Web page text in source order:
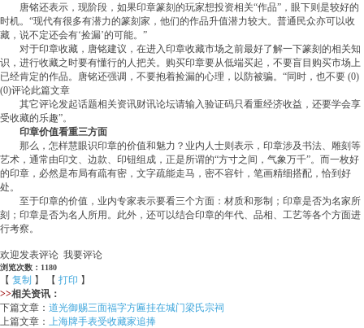
唐铭还表示，现阶段，如果印章篆刻的玩家想投资相关“作品”，眼下则是较好的
时机。“现代有很多有潜力的篆刻家，他们的作品升值潜力较大。普通民众亦可以收
藏，说不定还会有‘捡漏’的可能。”
对于印章收藏，唐铭建议，在进入印章收藏市场之前最好了解一下篆刻的相关知
识，进行收藏之时要有懂行的人把关。购买印章要从低端买起，不要盲目购买市场上
已经肯定的作品。唐铭还强调，不要抱着捡漏的心理，以防被骗。“同时，也不要 (0)
(0)评论此篇文章
其它评论发起话题相关资讯财讯论坛请输入验证码只看重经济收益，还要学会享
受收藏的乐趣”。
印章价值看重三方面
那么，怎样慧眼识印章的价值和魅力？业内人士则表示，印章涉及书法、雕刻等
艺术，通常由印文、边款、印钮组成，正是所谓的“方寸之间，气象万千”。而一枚好
的印章，必然是布局有疏有密，文字疏能走马，密不容针，笔画精细搭配，恰到好
处。
至于印章的价值，业内专家表示要看三个方面：材质和形制；印章是否为名家所
刻；印章是否为名人所用。此外，还可以结合印章的年代、品相、工艺等各个方面进
行考察。
欢迎发表评论 我要评论
浏览次数：1180
【 复制 】 【 打印 】
>>相关资讯：
下篇文章： 道光御赐三面福字方匾挂在城门梁氏宗祠
上篇文章： 上海牌手表受收藏家追捧